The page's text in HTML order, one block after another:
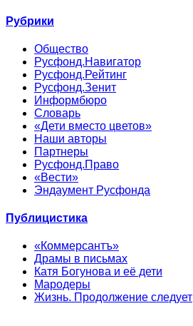
Рубрики
Общество
Русфонд.Навигатор
Русфонд.Рейтинг
Русфонд.Зенит
Информбюро
Словарь
«Дети вместо цветов»
Наши авторы
Партнеры
Русфонд.Право
«Вести»
Эндаумент Русфонда
Публицистика
«Коммерсантъ»
Драмы в письмах
Катя Богунова и её дети
Мародеры
Жизнь. Продолжение следует